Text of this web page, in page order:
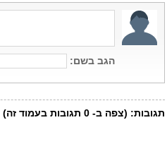
הגב בשם:
תגובות: (צפה ב- 0 תגובות בעמוד זה)